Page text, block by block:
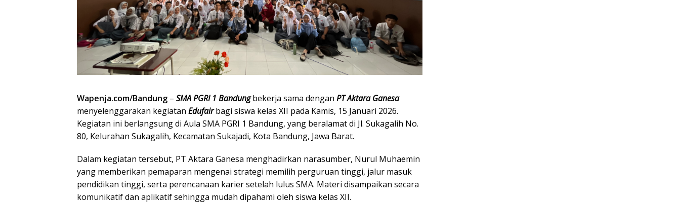
Wapenja.com/Bandung – SMA PGRI 1 Bandung bekerja sama dengan PT Aktara Ganesa
menyelenggarakan kegiatan Edufairbagi siswa kelas XII pada Kamis, 15 Januari 2026.
Kegiatan ini berlangsung di Aula SMA PGRI 1 Bandung, yang beralamat di Jl. Sukagalih No.
80, Kelurahan Sukagalih, Kecamatan Sukajadi, Kota Bandung, Jawa Barat.
Dalam kegiatan tersebut, PT Aktara Ganesa menghadirkan narasumber, Nurul Muhaemin
yang memberikan pemaparan mengenai strategi memilih perguruan tinggi, jalur masuk
pendidikan tinggi, serta perencanaan karier setelah lulus SMA. Materi disampaikan secara
komunikatif dan aplikatif sehingga mudah dipahami oleh siswa kelas XII.